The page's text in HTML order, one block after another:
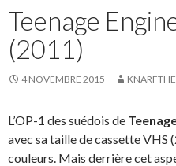
Teenage
(2011)
4 NOVEMBRE 2015
L’OP-1 des suédois de
avec sa taille de cassette VHS
couleurs. Mais derrière cet